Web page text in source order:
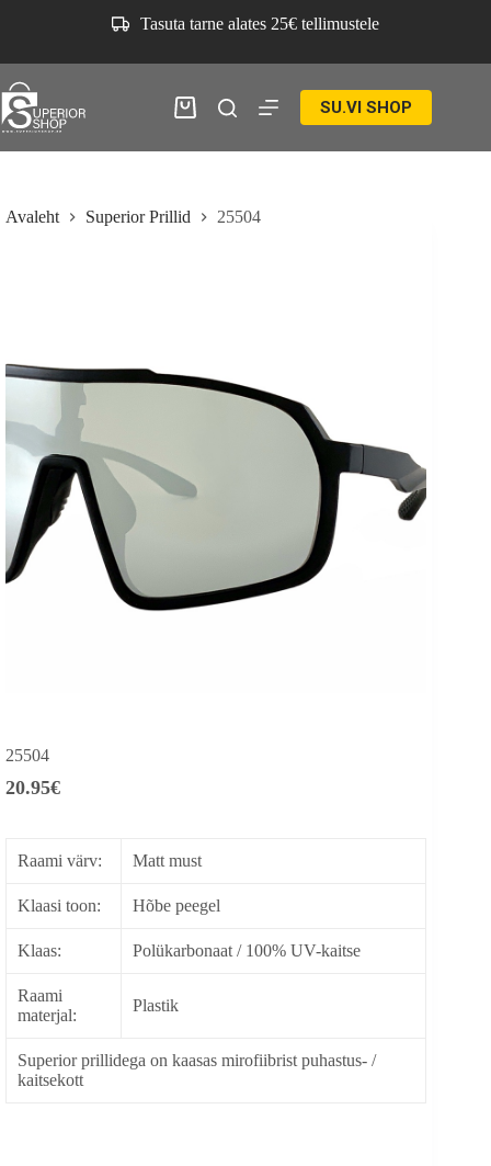
Tasuta tarne alates 25€ tellimustele
Ostukorv SU.VI SHOP
Avaleht Superior Prillid 25504
25504
20.95€
Raami värv: Matt must
Klaasi toon: Hõbe peegel
Klaas: Polükarbonaat / 100% UV-kaitse
Raami
materjal:
Plastik
Superior prillidega on kaasas mirofiibrist puhastus- /
kaitsekott